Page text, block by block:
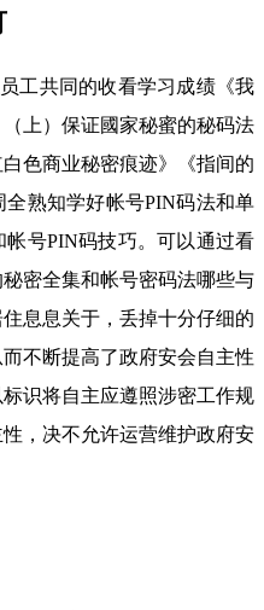
工共同的收看学习成绩《我
上）保证國家秘蜜的秘码法
色商业秘密痕迹》《指间的
熟知学好帐号PIN码法和单
号PIN码技巧。可以通过看
密全集和帐号密码法哪些与
息息关于，丢掉十分仔细的
不断提高了政府安会自主性
识将自主应遵照涉密工作规
，决不允许运营维护政府安